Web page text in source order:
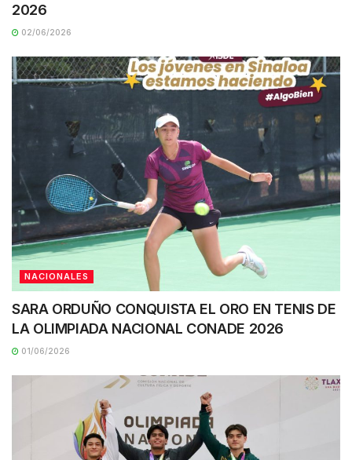
2026
02/06/2026
NACIONALES
SARA ORDUÑO CONQUISTA EL ORO EN TENIS DE
LA OLIMPIADA NACIONAL CONADE 2026
01/06/2026